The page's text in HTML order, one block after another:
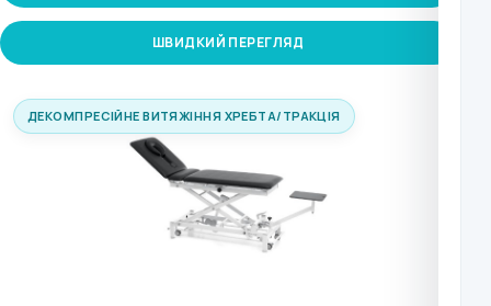
ШВИДКИЙ ПЕРЕГЛЯД
ДЕКОМПРЕСІЙНЕ ВИТЯЖІННЯ ХРЕБТА/ТРАКЦІЯ